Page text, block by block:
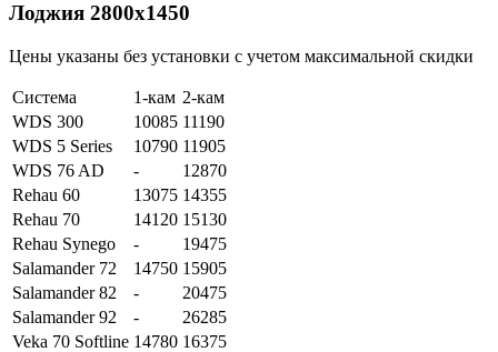
Лоджия 2800х1450
Цены указаны без установки с учетом максимальной скидки
Система 1-кам 2-кам
WDS 300
10085 11190
WDS 5 Series
10790 11905
WDS 76 AD
-
12870
Rehau 60
13075 14355
Rehau 70
14120 15130
Rehau Synego
-
19475
Salamander 72
14750 15905
Salamander 82
-
20475
Salamander 92
-
26285
Veka 70 Softline 14780 16375